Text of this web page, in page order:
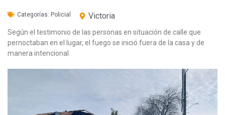
Categorías: Policial Victoria
Según el testimonio de las personas en situación de calle que
pernoctaban en el lugar, el fuego se inició fuera de la casa y de
manera intencional